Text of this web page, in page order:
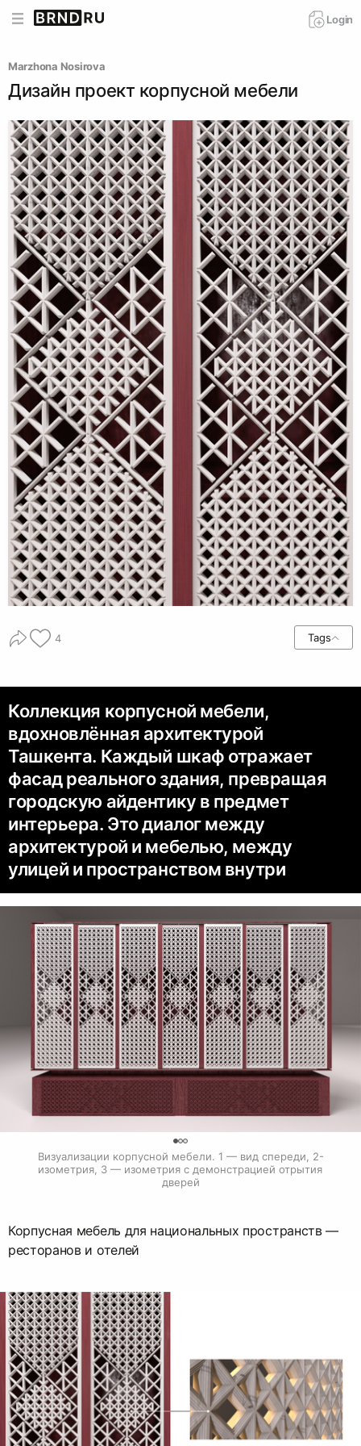
Login
Marzhona Nosirova
Дизайн проект корпусной мебели
4 Tags
Коллекция корпусной мебели,
вдохновлённая архитектурой
Ташкента. Каждый шкаф отражает
фасад реального здания, превращая
городскую айдентику в предмет
интерьера. Это диалог между
архитектурой и мебелью, между
улицей и пространством внутри
Визуализации корпусной мебели. 1 — вид спереди, 2-
изометрия, 3 — изометрия с демонстрацией отрытия
дверей
Корпусная мебель для национальных пространств —
ресторанов и отелей